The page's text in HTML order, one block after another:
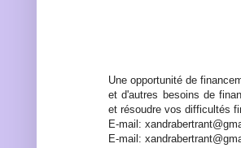
Une opportunité de
et d'autres besoins de
et résoudre vos difficultés
E-mail:
E-mail: